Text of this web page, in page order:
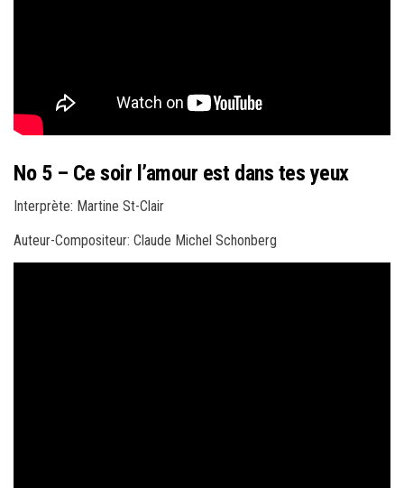
No 5 – Ce soir l’amour est dans tes yeux
Interprète: Martine St-Clair
Auteur-Compositeur: Claude Michel Schonberg